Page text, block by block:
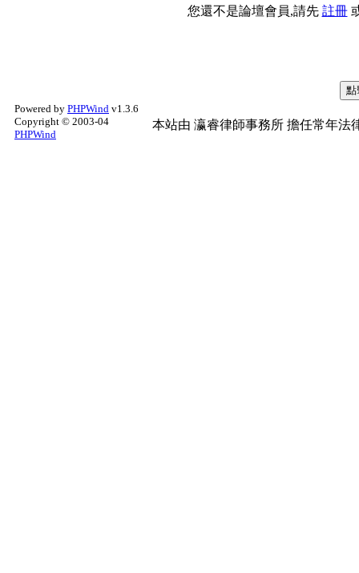
您還不是論壇會員,請先 註冊
Powered by PHPWind v1.3.6
Copyright © 2003-04
PHPWind
本站由 瀛睿律師事務所 擔任常年法